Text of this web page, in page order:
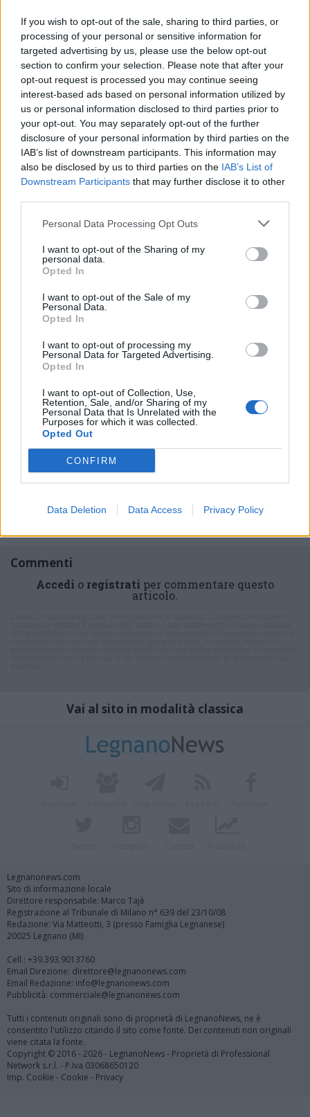
If you wish to opt-out of the sale, sharing to third parties, or
processing of your personal or sensitive information for
targeted advertising by us, please use the below opt-out
section to confirm your selection. Please note that after your
opt-out request is processed you may continue seeing
interest-based ads based on personal information utilized by
us or personal information disclosed to third parties prior to
your opt-out. You may separately opt-out of the further
disclosure of your personal information by third parties on the
IAB’s list of downstream participants. This information may
also be disclosed by us to third parties on the IAB’s List of
Downstream Participants that may further disclose it to other
Personal Data Processing Opt Outs
I want to opt-out of the Sharing of my
personal data.
Opted In
I want to opt-out of the Sale of my
Personal Data.
Opted In
I want to opt-out of processing my
Personal Data for Targeted Advertising.
Opted In
I want to opt-out of Collection, Use,
Retention, Sale, and/or Sharing of my
Personal Data that Is Unrelated with the
Purposes for which it was collected.
Opted Out
CONFIRM
Data Deletion Data Access Privacy Policy
dopo il sopralluogo.
Pubblicato da Redazione
Commenti
Accedi o registrati per commentare questo
articolo.
Vai al sito in modalità classica
Legnanonews.com
Sito di informazione locale
Direttore responsabile: Marco Tajè
Registrazione al Tribunale di Milano n° 639 del 23/10/08
Redazione: Via Matteotti, 3 (presso Famiglia Legnanese)
20025 Legnano (MI)
Cell.: +39.393.9013760
Email Direzione: direttore@legnanonews.com
Email Redazione: info@legnanonews.com
Pubblicità: commerciale@legnanonews.com
Tutti i contenuti originali sono di proprietà di LegnanoNews, ne è
consentito l'utilizzo citando il sito come fonte. Dei contenuti non originali
viene citata la fonte.
Copyright © 2016 - 2026 - LegnanoNews - Proprietà di Professional
Network s.r.l. - P.Iva 03068650120
Imp. Cookie - Cookie - Privacy